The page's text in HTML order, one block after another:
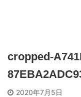
cropped-
2020年7月5日